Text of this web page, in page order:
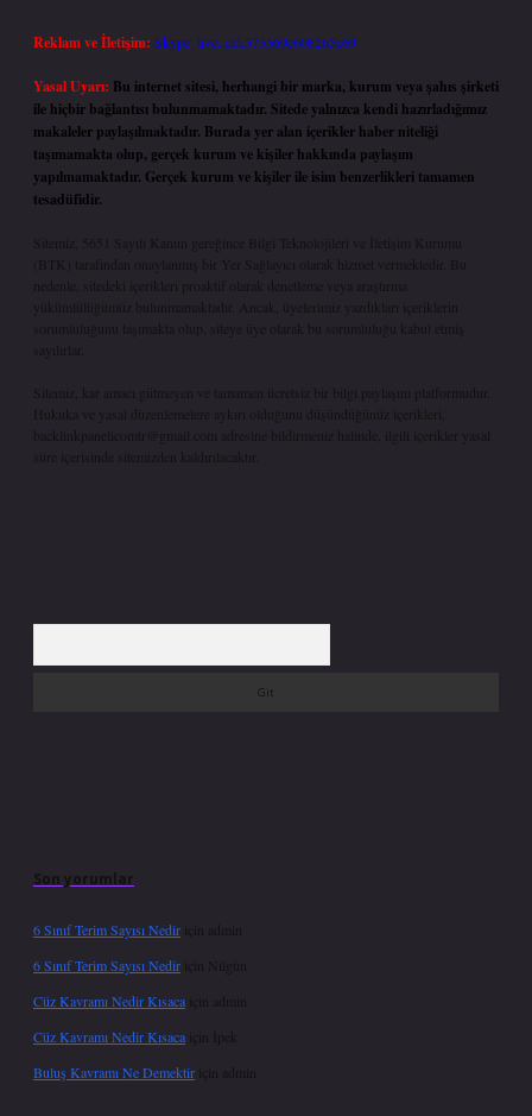
Reklam ve İletişim: Skype: live:.cid.575569c608265c69
Yasal Uyarı: Bu internet sitesi, herhangi bir marka, kurum veya şahıs şirketi
ile hiçbir bağlantısı bulunmamaktadır. Sitede yalnızca kendi hazırladığımız
makaleler paylaşılmaktadır. Burada yer alan içerikler haber niteliği
taşımamakta olup, gerçek kurum ve kişiler hakkında paylaşım
yapılmamaktadır. Gerçek kurum ve kişiler ile isim benzerlikleri tamamen
tesadüfidir.
Sitemiz, 5651 Sayılı Kanun gereğince Bilgi Teknolojileri ve İletişim Kurumu
(BTK) tarafından onaylanmış bir Yer Sağlayıcı olarak hizmet vermektedir. Bu
nedenle, sitedeki içerikleri proaktif olarak denetleme veya araştırma
yükümlülüğümüz bulunmamaktadır. Ancak, üyelerimiz yazdıkları içeriklerin
sorumluluğunu taşımakta olup, siteye üye olarak bu sorumluluğu kabul etmiş
sayılırlar.
Sitemiz, kar amacı gütmeyen ve tamamen ücretsiz bir bilgi paylaşım platformudur.
Hukuka ve yasal düzenlemelere aykırı olduğunu düşündüğünüz içerikleri,
backlinkpanelicomtr@gmail.com
adresine bildirmeniz halinde, ilgili içerikler yasal
süre içerisinde sitemizden kaldırılacaktır.
Son yorumlar
6 Sınıf Terim Sayısı Nedir için
admin
6 Sınıf Terim Sayısı Nedir için Nilgün
Cüz Kavramı Nedir Kısaca için
admin
Cüz Kavramı Nedir Kısaca için İpek
Buluş Kavramı Ne Demektir için admin